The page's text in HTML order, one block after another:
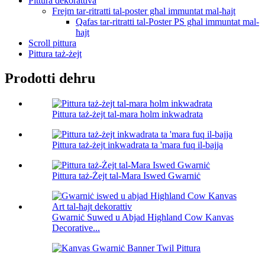
Frejm tar-ritratti tal-poster għal immuntat mal-ħajt
Qafas tar-ritratti tal-Poster PS għal immuntat mal-
ħajt
Scroll pittura
Pittura taż-żejt
Prodotti dehru
Pittura taż-żejt tal-mara ħolm inkwadrata
Pittura taż-żejt inkwadrata ta 'mara fuq il-bajja
Pittura taż-Żejt tal-Mara Iswed Gwarniċ
Gwarniċ Suwed u Abjad Highland Cow Kanvas
Decorative...